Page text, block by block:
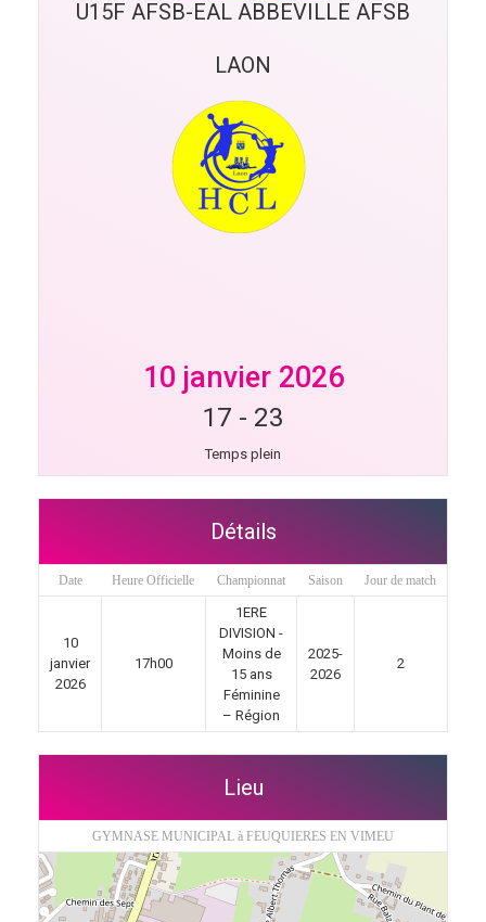
U15F AFSB-EAL ABBEVILLE AFSB
LAON
10 janvier 2026
17 - 23
Temps plein
Détails
Date Heure Officielle Championnat Saison Jour de match
10
janvier
2026
17h00
1ERE
DIVISION -
Moins de
15 ans
Féminine
– Région
2025-
2026
2
Lieu
GYMNASE MUNICIPAL à FEUQUIERES EN VIMEU